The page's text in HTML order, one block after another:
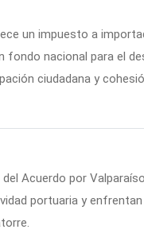
un impuesto a
fondo nacional para el
ciudadana y
Acuerdo por
portuaria y